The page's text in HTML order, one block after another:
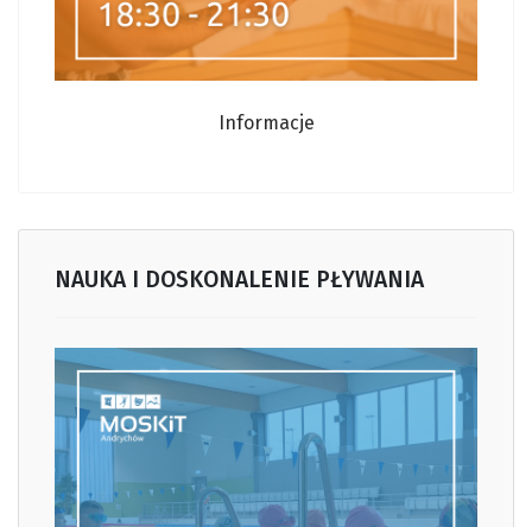
Informacje
NAUKA I DOSKONALENIE PŁYWANIA